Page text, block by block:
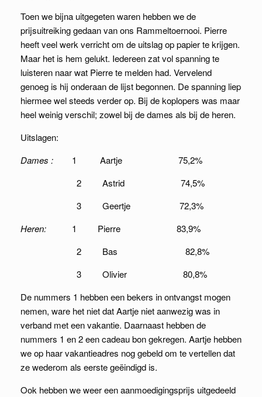
Toen we bijna uitgegeten waren hebben we de
prijsuitreiking gedaan van ons Rammeltoernooi. Pierre
heeft veel werk verricht om de uitslag op papier te krijgen.
Maar het is hem gelukt. Iedereen zat vol spanning te
luisteren naar wat Pierre te melden had. Vervelend
genoeg is hij onderaan de lijst begonnen. De spanning liep
hiermee wel steeds verder op. Bij de koplopers was maar
heel weinig verschil; zowel bij de dames als bij de heren.
Uitslagen:
Dames :
1 Aartje 75,2%
2 Astrid 74,5%
3 Geertje 72,3%
Heren: 1 Pierre 83,9%
2 Bas 82,8%
3 Olivier 80,8%
De nummers 1 hebben een bekers in ontvangst mogen
nemen, ware het niet dat Aartje niet aanwezig was in
verband met een vakantie. Daarnaast hebben de
nummers 1 en 2 een cadeau bon gekregen. Aartje hebben
we op haar vakantieadres nog gebeld om te vertellen dat
ze wederom als eerste geëindigd is.
Ook hebben we weer een aanmoedigingsprijs uitgedeeld